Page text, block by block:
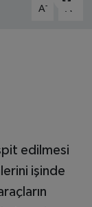
A- A
edilmesi
işinde